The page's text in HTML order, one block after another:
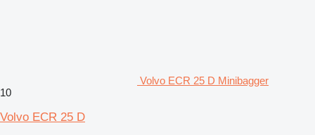
Volvo ECR 25 D Minibagger
10
Volvo ECR 25 D